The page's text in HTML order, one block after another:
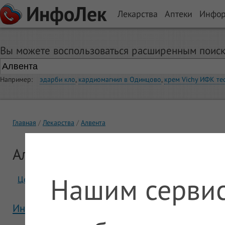
ИнфоЛек Лекарства Аптеки
Вы можете воспользоваться расширенным
Например: эдарби кло, кардиомагнил в Одинцово, крем Vichy ИФК
Главная Лекарства Алвента
Алвента
Цены Отзывы
Инструкция Алвента
Нашим